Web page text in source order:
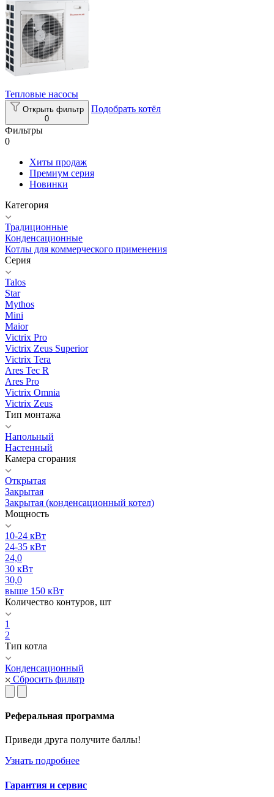
Тепловые насосы
Открыть фильтр
0
Подобрать котёл
Фильтры
0
Хиты продаж
Премиум серия
Новинки
Категория
Традиционные
Конденсационные
Котлы для коммерческого применения
Серия
Talos
Star
Mythos
Mini
Maior
Victrix Pro
Victrix Zeus Superior
Victrix Tera
Ares Tec R
Ares Pro
Victrix Omnia
Victrix Zeus
Тип монтажа
Напольный
Настенный
Камера сгорания
Открытая
Закрытая
Закрытая (конденсационный котел)
Мощность
10-24 кВт
24-35 кВт
24,0
30 кВт
30,0
выше 150 кВт
Количество контуров, шт
1
2
Тип котла
Конденсационный
Сбросить фильтр
Реферальная программа
Приведи друга получите баллы!
Узнать подробнее
Гарантия и сервис